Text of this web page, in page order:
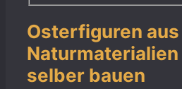
Osterfiguren aus
Naturmaterialien
selber bauen